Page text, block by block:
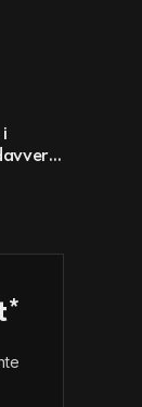
i
luogo
vita?